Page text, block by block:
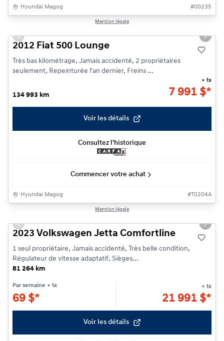
Hyundai Magog #00235
Mention légale
Previous slide Next
2012 Fiat 500 Lounge
Très bas kilométrage, Jamais accidenté, 2 propriétaires
seulement, Repeinturée l'an dernier, Freins ...
134 993 km 7 991 $*
+ tx
Voir les détails
Consultez l'historique
Commencer votre achat
Hyundai Magog #T0204A
Mention légale
Previous slide Next
2023 Volkswagen Jetta Comfortline
1 seul propriétaire, Jamais accidenté, Très belle condition,
Régulateur de vitesse adaptatif, Sièges...
81 264 km
Par semaine + tx
69 $*
+ tx
21 991 $*
Voir les détails